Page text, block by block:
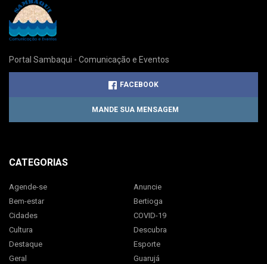
Portal Sambaqui - Comunicação e Eventos
FACEBOOK
MANDE SUA MENSAGEM
CATEGORIAS
Agende-se
Anuncie
Bem-estar
Bertioga
Cidades
COVID-19
Cultura
Descubra
Destaque
Esporte
Geral
Guarujá